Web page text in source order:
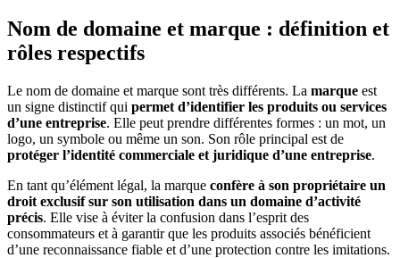
Nom de domaine et marque : définition et
rôles respectifs
Le nom de domaine et marque sont très différents. La marque est
un signe distinctif qui permet d’identifier les produits ou services
d’une entreprise. Elle peut prendre différentes formes : un mot, un
logo, un symbole ou même un son. Son rôle principal est de
protéger l’identité commerciale et juridique d’une entreprise.
En tant qu’élément légal, la marque confère à son propriétaire un
droit exclusif sur son utilisation dans un domaine d’activité
précis. Elle vise à éviter la confusion dans l’esprit des
consommateurs et à garantir que les produits associés bénéficient
d’une reconnaissance fiable et d’une protection contre les imitations.